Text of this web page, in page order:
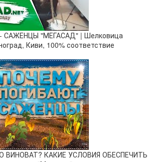
"МЕГАСАД" | Шелковица
Киви, 100% соответствие
ВИНОВАТ? КАКИЕ УСЛОВИЯ ОБЕСПЕЧИТЬ